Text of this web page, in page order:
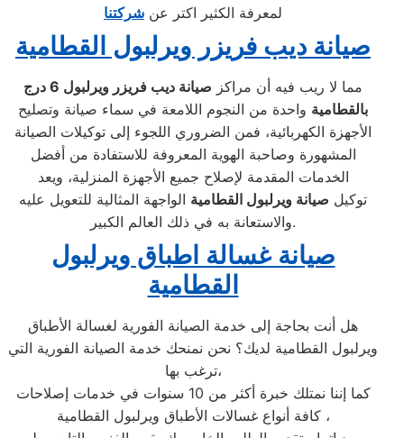
لمعرفة الكثير اكتر عن شركتنا
صيانة ديب فريزر ويرلبول القطامية
مما لا ريب فيه أن مراكز صيانة ديب فريزر ويرلبول
6 درج
بالقطامية واحدة من النجوم اللامعة في سماء صيانة وتصليح
الأجهزة الكهربائية، فمن الضروري اللجوء إلى توكيلات الصيانة
المشهورة وصاحبة الهوية المعروفة للاستفادة من أفضل
الخدمات المقدمة لإصلاح جميع الأجهزة المنزلية، ويعد
توكيل صيانة ويرلبول القطامية الواجهة المثالية للتعويل عليه
والاستعانة به في ذلك العالم الكبير.
صيانة غسالة اطباق ويرلبول
القطامية
هل أنت بحاجة إلى خدمة الصيانة الفورية لغسالة الأطباق
ويرلبول القطامية لديك؟ نحن نمنحك خدمة الصيانة الفورية التي
ترغب بها،
كما إننا نمتلك خبرة أكثر من 10 سنوات في خدمات إصلاحات
كافة أنواع غسالات الأطباق ويرلبول القطامية ،